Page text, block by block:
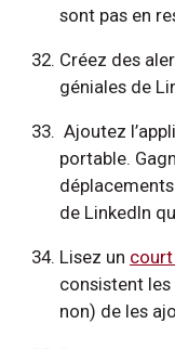
sont pas en
Créez des
géniales de
Ajoutez
portable.
de LinkedIn
Lisez un
consistent
non) de les